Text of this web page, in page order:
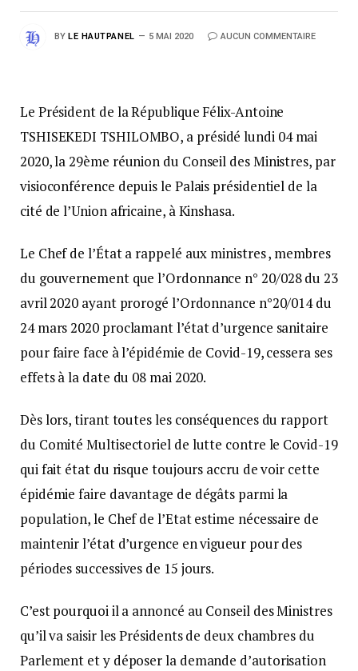
BY LE HAUTPANEL 5 MAI 2020 AUCUN COMMENTAIRE
Le Président de la République Félix-Antoine
TSHISEKEDI TSHILOMBO, a présidé lundi 04 mai
2020, la 29ème réunion du Conseil des Ministres, par
visioconférence depuis le Palais présidentiel de la
cité de l’Union africaine, à Kinshasa.
Le Chef de l’État a rappelé aux ministres , membres
du gouvernement que l’Ordonnance n° 20/028 du 23
avril 2020 ayant prorogé l’Ordonnance n°20/014 du
24 mars 2020 proclamant l’état d’urgence sanitaire
pour faire face à l’épidémie de Covid-19, cessera ses
effets à la date du 08 mai 2020.
Dès lors, tirant toutes les conséquences du rapport
du Comité Multisectoriel de lutte contre le Covid-19
qui fait état du risque toujours accru de voir cette
épidémie faire davantage de dégâts parmi la
population, le Chef de l’Etat estime nécessaire de
maintenir l’état d’urgence en vigueur pour des
périodes successives de 15 jours.
C’est pourquoi il a annoncé au Conseil des Ministres
qu’il va saisir les Présidents de deux chambres du
Parlement et y déposer la demande d’autorisation